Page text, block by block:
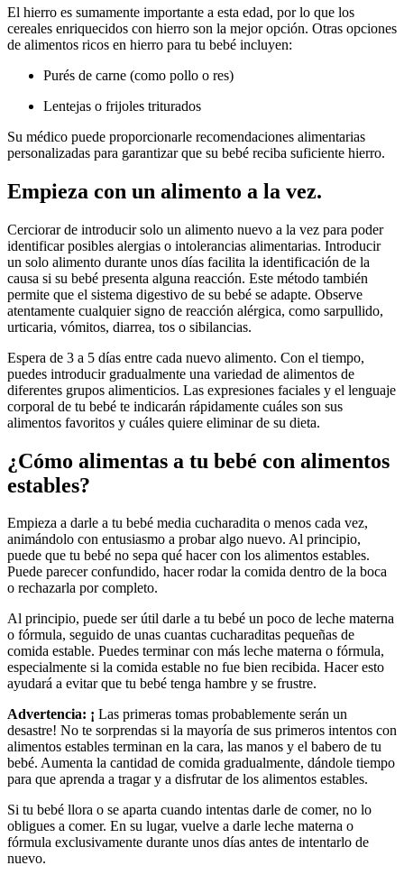
El hierro es sumamente importante a esta edad, por lo que los
cereales enriquecidos con hierro son la mejor opción. Otras opciones
de alimentos ricos en hierro para tu bebé incluyen:
Purés de carne (como pollo o res)
Lentejas o frijoles triturados
Su médico puede proporcionarle recomendaciones alimentarias
personalizadas para garantizar que su bebé reciba suficiente hierro.
Empieza con un alimento a la vez.
Cerciorar de introducir solo un alimento nuevo a la vez para poder
identificar posibles alergias o intolerancias alimentarias. Introducir
un solo alimento durante unos días facilita la identificación de la
causa si su bebé presenta alguna reacción. Este método también
permite que el sistema digestivo de su bebé se adapte. Observe
atentamente cualquier signo de reacción alérgica, como sarpullido,
urticaria, vómitos, diarrea, tos o sibilancias.
Espera de 3 a 5 días entre cada nuevo alimento. Con el tiempo,
puedes introducir gradualmente una variedad de alimentos de
diferentes grupos alimenticios. Las expresiones faciales y el lenguaje
corporal de tu bebé te indicarán rápidamente cuáles son sus
alimentos favoritos y cuáles quiere eliminar de su dieta.
¿Cómo alimentas a tu bebé con alimentos
estables?
Empieza a darle a tu bebé media cucharadita o menos cada vez,
animándolo con entusiasmo a probar algo nuevo. Al principio,
puede que tu bebé no sepa qué hacer con los alimentos estables.
Puede parecer confundido, hacer rodar la comida dentro de la boca
o rechazarla por completo.
Al principio, puede ser útil darle a tu bebé un poco de leche materna
o fórmula, seguido de unas cuantas cucharaditas pequeñas de
comida estable. Puedes terminar con más leche materna o fórmula,
especialmente si la comida estable no fue bien recibida. Hacer esto
ayudará a evitar que tu bebé tenga hambre y se frustre.
Advertencia: ¡ Las primeras tomas probablemente serán un
desastre! No te sorprendas si la mayoría de sus primeros intentos con
alimentos estables terminan en la cara, las manos y el babero de tu
bebé. Aumenta la cantidad de comida gradualmente, dándole tiempo
para que aprenda a tragar y a disfrutar de los alimentos estables.
Si tu bebé llora o se aparta cuando intentas darle de comer, no lo
obligues a comer. En su lugar, vuelve a darle leche materna o
fórmula exclusivamente durante unos días antes de intentarlo de
nuevo.